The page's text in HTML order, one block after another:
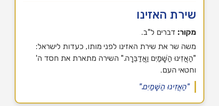
שירת האזינו
מקור:דברים ל"ב.
משה שר את שירת האזינו לפני מותו, כעדות לישראל:
"הַאֲזִינוּ הַשָּׁמַיִם וַאֲדַבֵּרָה." השירה מתארת את חסד ה'
וחטאי העם.
"הַאֲזִינוּ הַשָּׁמַיִם."